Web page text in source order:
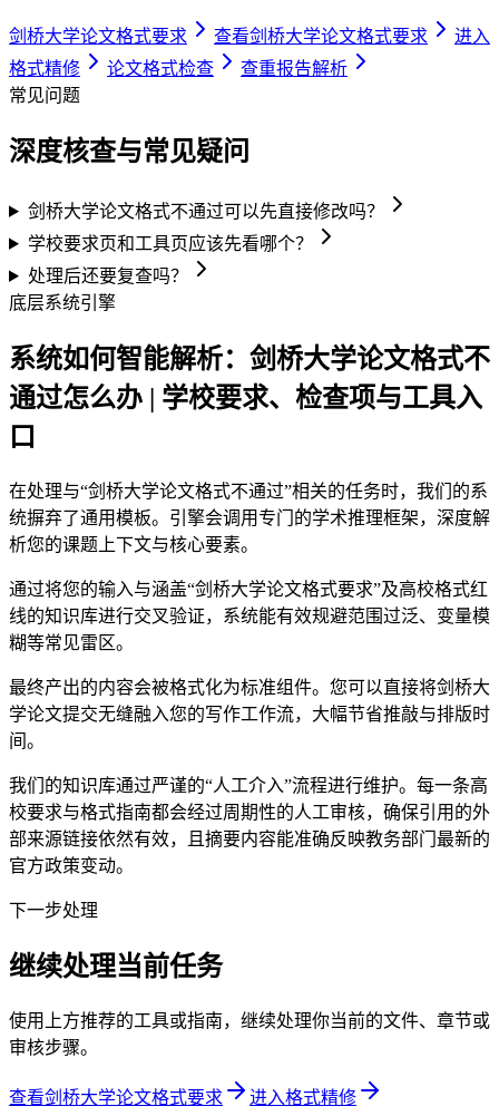
剑桥大学论文格式要求 查看剑桥大学论文格式要求
进入
格式精修
论文格式检查
查重报告解析
常见问题
深度核查与常见疑问
剑桥大学论文格式不通过可以先直接修改吗？
学校要求页和工具页应该先看哪个？
处理后还要复查吗？
底层系统引擎
系统如何智能解析：剑桥大学论文格式不
通过怎么办 | 学校要求、检查项与工具入
口
在处理与“剑桥大学论文格式不通过”相关的任务时，我们的系
统摒弃了通用模板。引擎会调用专门的学术推理框架，深度解
析您的课题上下文与核心要素。
通过将您的输入与涵盖“剑桥大学论文格式要求”及高校格式红
线的知识库进行交叉验证，系统能有效规避范围过泛、变量模
糊等常见雷区。
最终产出的内容会被格式化为标准组件。您可以直接将剑桥大
学论文提交无缝融入您的写作工作流，大幅节省推敲与排版时
间。
我们的知识库通过严谨的“人工介入”流程进行维护。每一条高
校要求与格式指南都会经过周期性的人工审核，确保引用的外
部来源链接依然有效，且摘要内容能准确反映教务部门最新的
官方政策变动。
下一步处理
继续处理当前任务
使用上方推荐的工具或指南，继续处理你当前的文件、章节或
审核步骤。
查看剑桥大学论文格式要求 进入格式精修